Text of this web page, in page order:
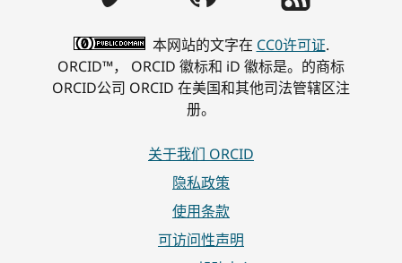
本网站的文字在 CC0许可证.
ORCID™， ORCID 徽标和 iD 徽标是。的商标
ORCID公司 ORCID 在美国和其他司法管辖区注
册。
关于我们 ORCID
隐私政策
使用条款
可访问性声明